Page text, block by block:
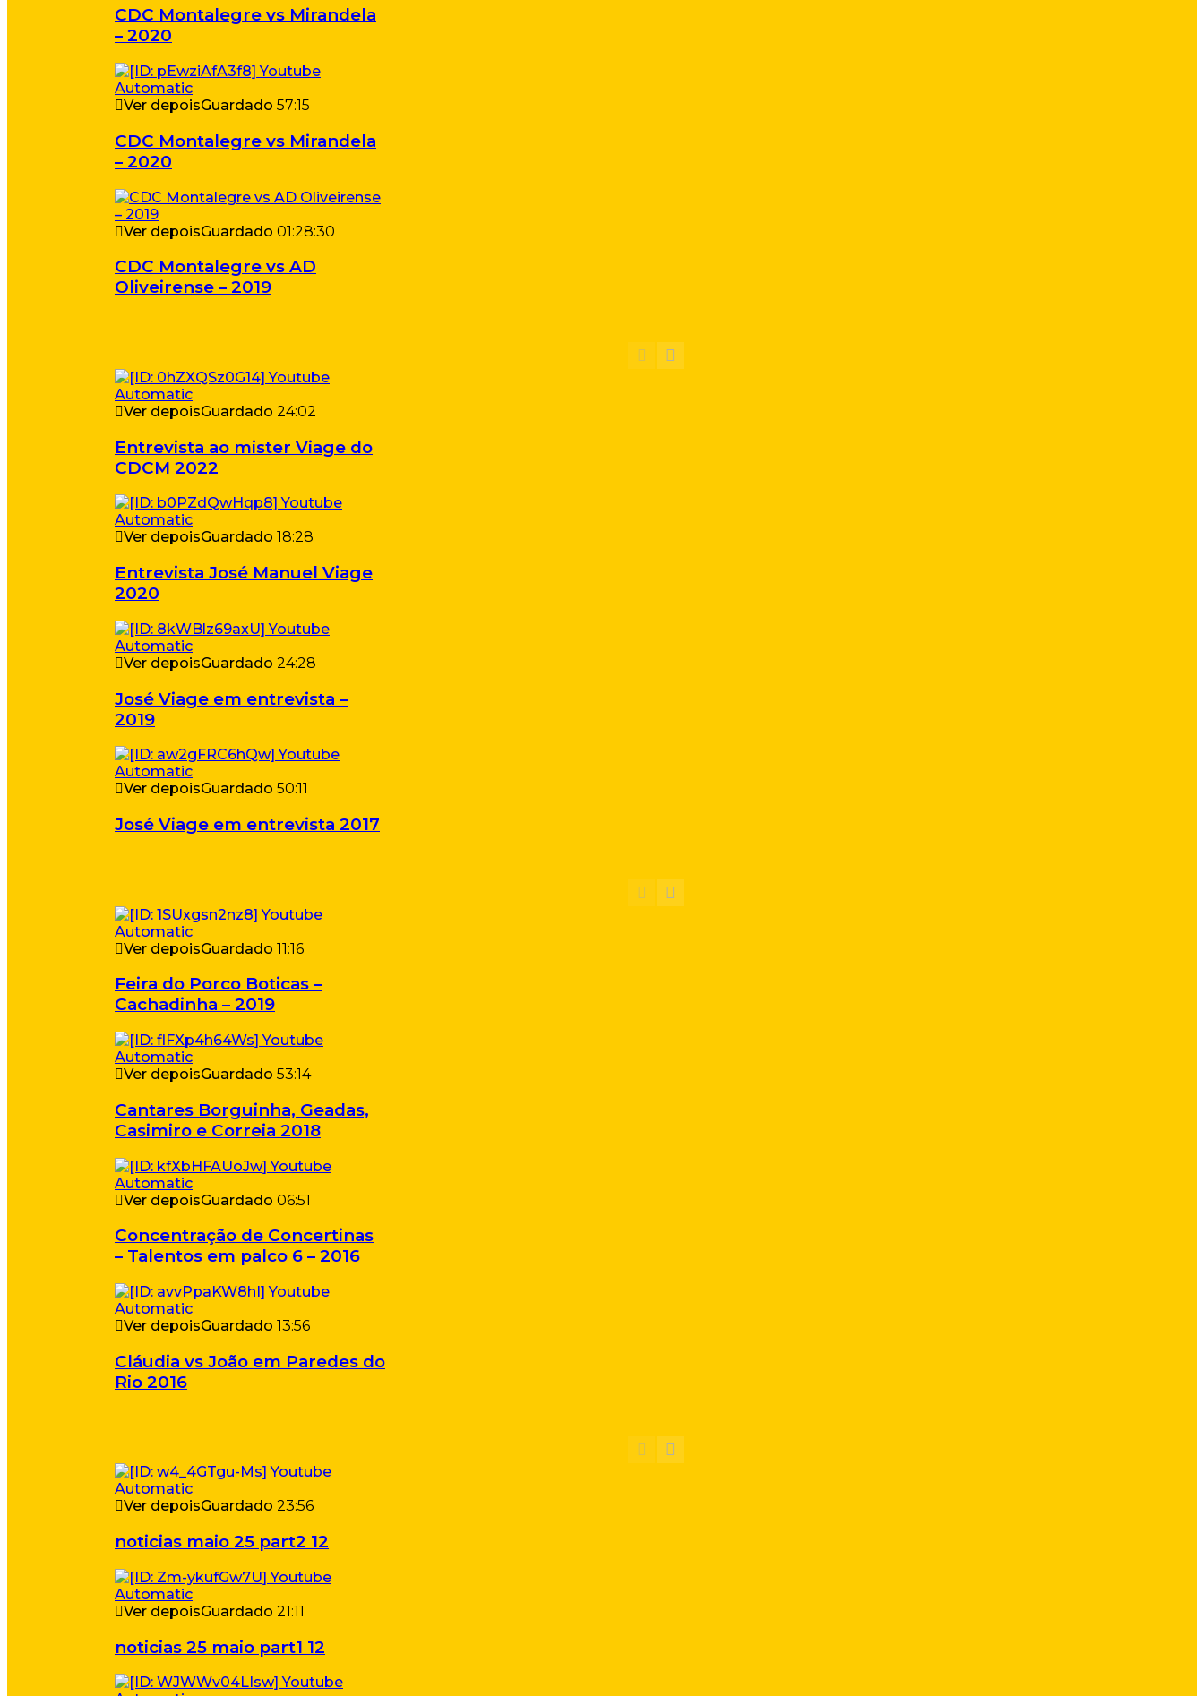
CDC Montalegre vs Mirandela
– 2020
Ver depoisGuardado 57:15
CDC Montalegre vs Mirandela
– 2020
Ver depoisGuardado 01:28:30
CDC Montalegre vs AD
Oliveirense – 2019
Ver depoisGuardado 24:02
Entrevista ao mister Viage do
CDCM 2022
Ver depoisGuardado 18:28
Entrevista José Manuel Viage
2020
Ver depoisGuardado 24:28
José Viage em entrevista –
2019
Ver depoisGuardado 50:11
José Viage em entrevista 2017
Ver depoisGuardado 11:16
Feira do Porco Boticas –
Cachadinha – 2019
Ver depoisGuardado 53:14
Cantares Borguinha, Geadas,
Casimiro e Correia 2018
Ver depoisGuardado 06:51
Concentração de Concertinas
– Talentos em palco 6 – 2016
Ver depoisGuardado 13:56
Cláudia vs João em Paredes do
Rio 2016
Ver depoisGuardado 23:56
noticias maio 25 part2 12
Ver depoisGuardado 21:11
noticias 25 maio part1 12